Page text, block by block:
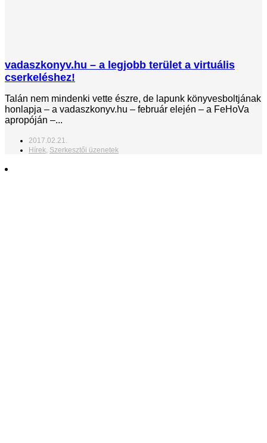
vadaszkonyv.hu – a legjobb terület a virtuális
cserkeléshez!
Talán nem mindenki vette észre, de lapunk könyvesboltjának
honlapja – a vadaszkonyv.hu – február elején – a FeHoVa
apropóján –...
2017.02.21.
Hírek, Szerkesztői üzenetek